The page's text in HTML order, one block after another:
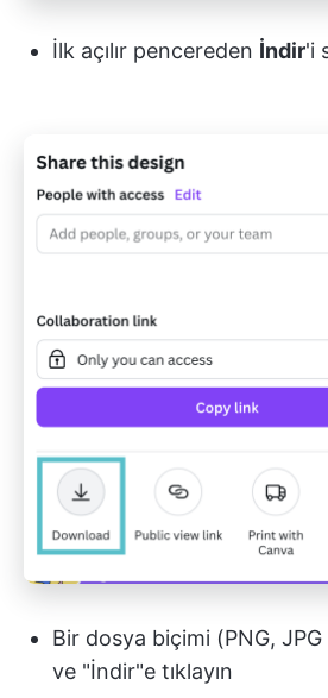
İlk açılır pencereden İndir'i
Bir dosya biçimi (PNG,
ve "İndir"e tıklayın